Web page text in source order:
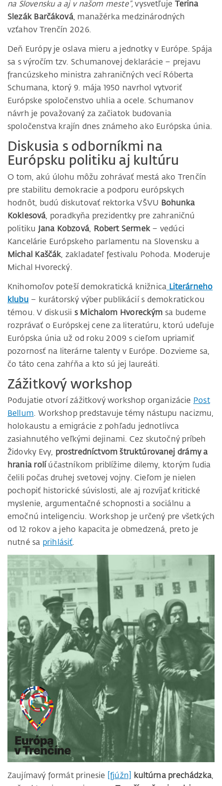
na Slovensku a aj v našom meste”, vysvetľuje Terina
Slezák Barčáková, manažérka medzinárodných
vzťahov Trenčín 2026.
Deň Európy je oslava mieru a jednotky v Európe. Spája
sa s výročím tzv. Schumanovej deklarácie – prejavu
francúzskeho ministra zahraničných vecí Róberta
Schumana, ktorý 9. mája 1950 navrhol vytvoriť
Európske spoločenstvo uhlia a ocele. Schumanov
návrh je považovaný za začiatok budovania
spoločenstva krajín dnes známeho ako Európska únia.
Diskusia s odborníkmi na
Európsku politiku aj kultúru
O tom, akú úlohu môžu zohrávať mestá ako Trenčín
pre stabilitu demokracie a podporu európskych
hodnôt, budú diskutovať rektorka VŠVU Bohunka
Koklesová , poradkyňa prezidentky pre zahraničnú
politiku Jana Kobzová, Robert Sermek– vedúci
Kancelárie Európskeho parlamentu na Slovensku a
Michal Kaščák , zakladateľ festivalu Pohoda. Moderuje
Michal Hvorecký.
Knihomoľov poteší demokratická knižnica Literárneho
klubu – kurátorský výber publikácií s demokratickou
témou. V diskusii s Michalom Hvoreckým sa budeme
rozprávať o Európskej cene za literatúru, ktorú udeľuje
Európska únia už od roku 2009 s cieľom upriamiť
pozornosť na literárne talenty v Európe. Dozvieme sa,
čo táto cena zahŕňa a kto sú jej laureáti.
Zážitkový workshop
Podujatie otvorí zážitkový workshop organizácie Post
Bellum. Workshop predstavuje témy nástupu nacizmu,
holokaustu a emigrácie z pohľadu jednotlivca
zasiahnutého veľkými dejinami. Cez skutočný príbeh
Židovky Evy, prostredníctvom štruktúrovanej drámy a
hrania rolíúčastníkom priblížime dilemy, ktorým ľudia
čelili počas druhej svetovej vojny. Cieľom je nielen
pochopiť historické súvislosti, ale aj rozvíjať kritické
myslenie, argumentačné schopnosti a sociálnu a
emočnú inteligenciu. Workshop je určený pre všetkých
od 12 rokov a jeho kapacita je obmedzená, preto je
nutné sa prihlásiť.
Zaujímavý formát prinesie [fjúžn] kultúrna prechádzka,